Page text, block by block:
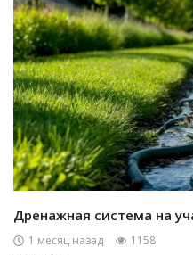
Дренажная система на
1 месяц назад
1158